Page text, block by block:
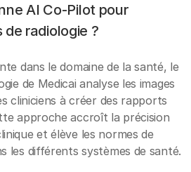
AI Co-Pilot pour
de radiologie ?
dans le domaine de la santé, le
de Medicai analyse les images
cliniciens à créer des rapports
approche accroît la précision
et élève les normes de
les différents systèmes de santé.